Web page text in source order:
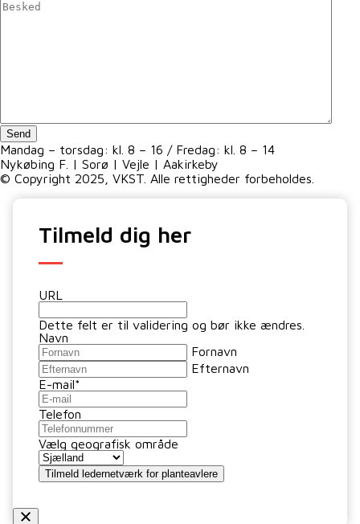
Send
Mandag – torsdag: kl. 8 – 16 / Fredag: kl. 8 – 14
Nykøbing F. | Sorø | Vejle | Aakirkeby
© Copyright 2025, VKST. Alle rettigheder forbeholdes.
Tilmeld dig her
URL
Dette felt er til validering og bør ikke ændres.
Navn
Fornavn
Efternavn
E-mail*
Telefon
Vælg geografisk område
Tilmeld ledernetværk for planteavlere